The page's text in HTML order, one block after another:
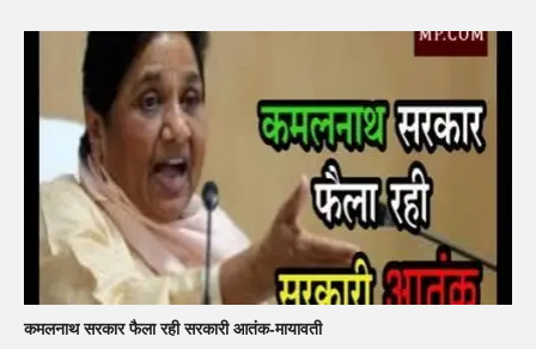
कमलनाथ सरकार फैला रही सरकारी आतंक-मायावती